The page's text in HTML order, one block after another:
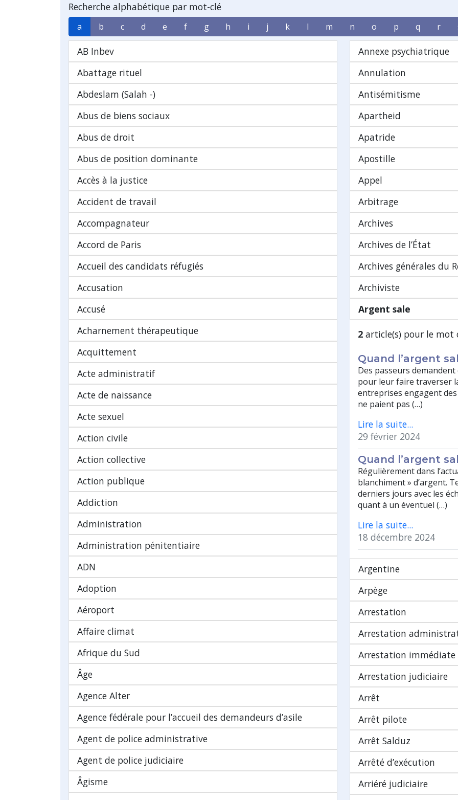
Recherche alphabétique par mot-clé
a b c d e f g h i j k l m n o p q r
AB Inbev
Abattage rituel
Abdeslam (Salah -)
Abus de biens sociaux
Abus de droit
Abus de position dominante
Accès à la justice
Accident de travail
Accompagnateur
Accord de Paris
Accueil des candidats réfugiés
Accusation
Accusé
Acharnement thérapeutique
Acquittement
Acte administratif
Acte de naissance
Acte sexuel
Action civile
Action collective
Action publique
Addiction
Administration
Administration pénitentiaire
ADN
Adoption
Aéroport
Affaire climat
Afrique du Sud
Âge
Agence Alter
Agence fédérale pour l’accueil des demandeurs d’asile
Agent de police administrative
Agent de police judiciaire
Âgisme
Annexe psychiatrique
Annulation
Antisémitisme
Apartheid
Apatride
Apostille
Appel
Arbitrage
Archives
Archives de l’État
Archives générales du
Archiviste
Argent sale
2 article(s) pour le mot
Quand l’argent
Des passeurs
pour leur faire traverser
entreprises engagent
ne paient pas (…)
Lire la suite...
29 février 2024
Quand l’argent
Régulièrement dans
blanchiment » d’argent.
derniers jours avec les
quant à un éventuel (…)
Lire la suite...
18 décembre 2024
Argentine
Arpège
Arrestation
Arrestation
Arrestation immédiate
Arrestation judiciaire
Arrêt
Arrêt pilote
Arrêt Salduz
Arrêté d’exécution
Arriéré judiciaire